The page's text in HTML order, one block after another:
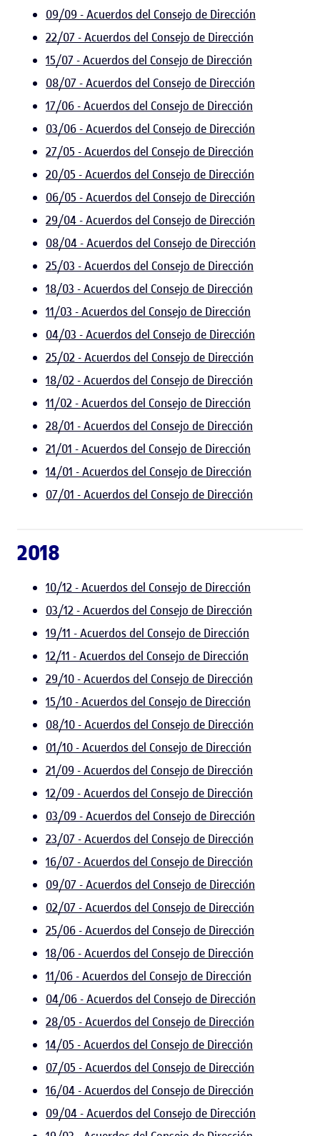
09/09 - Acuerdos del Consejo de Dirección
22/07 - Acuerdos del Consejo de Dirección
15/07 - Acuerdos del Consejo de Dirección
08/07 - Acuerdos del Consejo de Dirección
17/06 - Acuerdos del Consejo de Dirección
03/06 - Acuerdos del Consejo de Dirección
27/05 - Acuerdos del Consejo de Dirección
20/05 - Acuerdos del Consejo de Dirección
06/05 - Acuerdos del Consejo de Dirección
29/04 - Acuerdos del Consejo de Dirección
08/04 - Acuerdos del Consejo de Dirección
25/03 - Acuerdos del Consejo de Dirección
18/03 - Acuerdos del Consejo de Dirección
11/03 - Acuerdos del Consejo de Dirección
04/03 - Acuerdos del Consejo de Dirección
25/02 - Acuerdos del Consejo de Dirección
18/02 - Acuerdos del Consejo de Dirección
11/02 - Acuerdos del Consejo de Dirección
28/01 - Acuerdos del Consejo de Dirección
21/01 - Acuerdos del Consejo de Dirección
14/01 - Acuerdos del Consejo de Dirección
07/01 - Acuerdos del Consejo de Dirección
2018
10/12 - Acuerdos del Consejo de Dirección
03/12 - Acuerdos del Consejo de Dirección
19/11 - Acuerdos del Consejo de Dirección
12/11 - Acuerdos del Consejo de Dirección
29/10 - Acuerdos del Consejo de Dirección
15/10 - Acuerdos del Consejo de Dirección
08/10 - Acuerdos del Consejo de Dirección
01/10 - Acuerdos del Consejo de Dirección
21/09 - Acuerdos del Consejo de Dirección
12/09 - Acuerdos del Consejo de Dirección
03/09 - Acuerdos del Consejo de Dirección
23/07 - Acuerdos del Consejo de Dirección
16/07 - Acuerdos del Consejo de Dirección
09/07 - Acuerdos del Consejo de Dirección
02/07 - Acuerdos del Consejo de Dirección
25/06 - Acuerdos del Consejo de Dirección
18/06 - Acuerdos del Consejo de Dirección
11/06 - Acuerdos del Consejo de Dirección
04/06 - Acuerdos del Consejo de Dirección
28/05 - Acuerdos del Consejo de Dirección
14/05 - Acuerdos del Consejo de Dirección
07/05 - Acuerdos del Consejo de Dirección
16/04 - Acuerdos del Consejo de Dirección
09/04 - Acuerdos del Consejo de Dirección